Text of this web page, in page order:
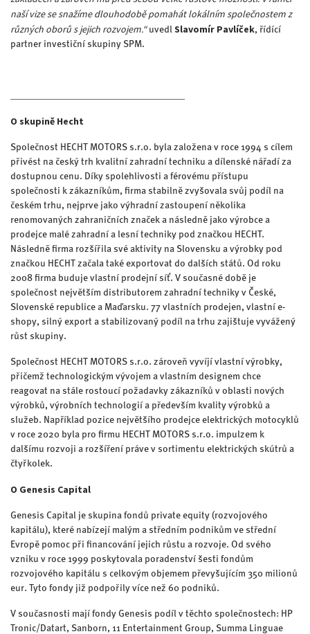
naší vize se snažíme dlouhodobě pomahát lokálním společnostem z
různých oborů s jejich rozvojem.“uvedl Slavomír Pavlíček, řídící
partner investiční skupiny SPM.
O skupině Hecht
Společnost HECHT MOTORS s.r.o. byla založena v roce 1994 s cílem
přivést na český trh kvalitní zahradní techniku a dílenské nářadí za
dostupnou cenu. Díky spolehlivosti a férovému přístupu
společnosti k zákazníkům, firma stabilně zvyšovala svůj podíl na
českém trhu, nejprve jako výhradní zastoupení několika
renomovaných zahraničních značek a následně jako výrobce a
prodejce malé zahradní a lesní techniky pod značkou HECHT.
Následně firma rozšířila své aktivity na Slovensku a výrobky pod
značkou HECHT začala také exportovat do dalších států. Od roku
2008 firma buduje vlastní prodejní síť. V současné době je
společnost největším distributorem zahradní techniky v České,
Slovenské republice a Maďarsku. 77 vlastních prodejen, vlastní e-
shopy, silný export a stabilizovaný podíl na trhu zajištuje vyvážený
růst skupiny.
Společnost HECHT MOTORS s.r.o. zároveň vyvíjí vlastní výrobky,
přičemž technologickým vývojem a vlastním designem chce
reagovat na stále rostoucí požadavky zákazníků v oblasti nových
výrobků, výrobních technologií a především kvality výrobků a
služeb. Například pozice největšího prodejce elektrických motocyklů
v roce 2020 byla pro firmu HECHT MOTORS s.r.o. impulzem k
dalšímu rozvoji a rozšíření práve v sortimentu elektrických skútrů a
čtyřkolek.
O Genesis Capital
Genesis Capital je skupina fondů private equity (rozvojového
kapitálu), které nabízejí malým a středním podnikům ve střední
Evropě pomoc při financování jejich růstu a rozvoje. Od svého
vzniku v roce 1999 poskytovala poradenství šesti fondům
rozvojového kapitálu s celkovým objemem převyšujícím 350 milionů
eur. Tyto fondy již podpořily více než 60 podniků.
V současnosti mají fondy Genesis podíl v těchto společnostech: HP
Tronic/Datart, Sanborn, 11 Entertainment Group, Summa Linguae